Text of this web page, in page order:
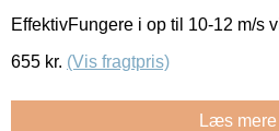
EffektivFungere i op til 10-12 m/s
655 kr. (Vis fragtpris)
Læs